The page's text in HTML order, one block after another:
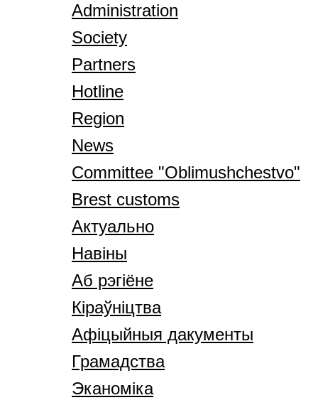
Administration
Society
Partners
Hotline
Region
News
Committee "Oblimushchestvo"
Brest customs
Актуально
Навіны
Аб рэгіёне
Кіраўніцтва
Афіцыйныя дакументы
Грамадства
Эканоміка